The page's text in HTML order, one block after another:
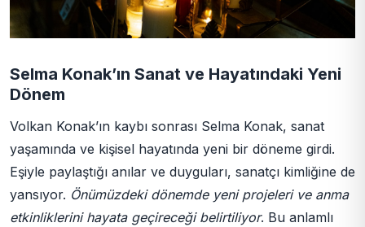
Selma Konak’ın Sanat ve Hayatındaki Yeni
Dönem
Volkan Konak’ın kaybı sonrası Selma Konak, sanat
yaşamında ve kişisel hayatında yeni bir döneme girdi.
Eşiyle paylaştığı anılar ve duyguları, sanatçı kimliğine de
yansıyor. Önümüzdeki dönemde yeni projeleri ve anma
etkinliklerini hayata geçireceği belirtiliyor. Bu anlamlı